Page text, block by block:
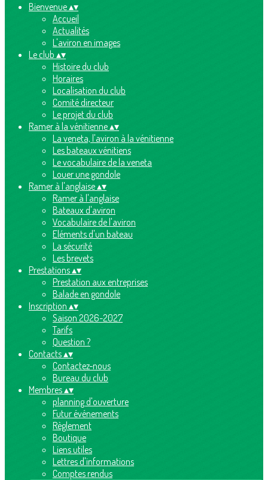
Bienvenue▴▾
Accueil
Actualités
L'aviron en images
Le club ▴▾
Histoire du club
Horaires
Localisation du club
Comité directeur
Le projet du club
Ramer à la vénitienne▴▾
La veneta, l'aviron à la vénitienne
Les bateaux vénitiens
Le vocabulaire de la veneta
Louer une gondole
Ramer à l'anglaise▴▾
Ramer à l'anglaise
Bateaux d'aviron
Vocabulaire de l'aviron
Eléments d'un bateau
La sécurité
Les brevets
Prestations▴▾
Prestation aux entreprises
Balade en gondole
Inscription ▴▾
Saison 2026-2027
Tarifs
Question ?
Contacts▴▾
Contactez-nous
Bureau du club
Membres▴▾
planning d'ouverture
Futur événements
Règlement
Boutique
Liens utiles
Lettres d'informations
Comptes rendus